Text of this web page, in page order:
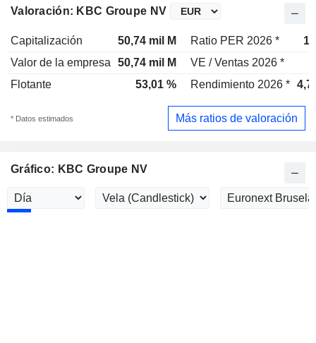
Valoración: KBC Groupe NV
Capitalización 50,74 mil M Ratio PER 2026 *
Valor de la empresa
50,74 mil M VE / Ventas 2026 *
Flotante
53,01 % Rendimiento 2026 *
* Datos estimados Más ratios de valoración
Gráfico: KBC Groupe NV